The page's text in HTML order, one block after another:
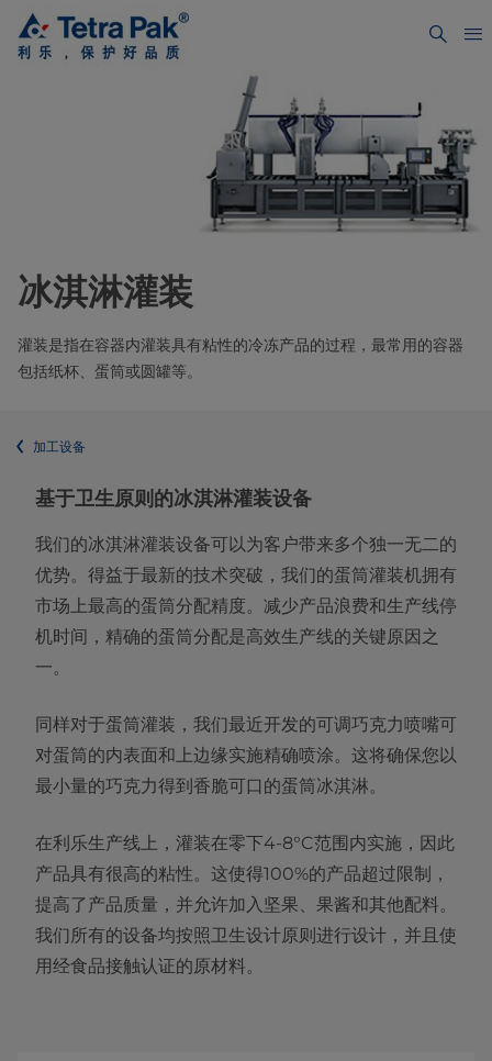
冰淇淋灌装
灌装是指在容器内灌装具有粘性的冷冻产品的过程，最常用的容器
包括纸杯、蛋筒或圆罐等。
加工设备
基于卫生原则的冰淇淋灌装设备
我们的冰淇淋灌装设备可以为客户带来多个独一无二的
优势。得益于最新的技术突破，我们的蛋筒灌装机拥有
市场上最高的蛋筒分配精度。减少产品浪费和生产线停
机时间，精确的蛋筒分配是高效生产线的关键原因之
一。
同样对于蛋筒灌装，我们最近开发的可调巧克力喷嘴可
对蛋筒的内表面和上边缘实施精确喷涂。这将确保您以
最小量的巧克力得到香脆可口的蛋筒冰淇淋。
在利乐生产线上，灌装在零下4-8°C范围内实施，因此
产品具有很高的粘性。这使得100%的产品超过限制，
提高了产品质量，并允许加入坚果、果酱和其他配料。
我们所有的设备均按照卫生设计原则进行设计，并且使
用经食品接触认证的原材料。